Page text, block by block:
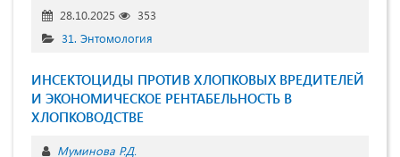
28.10.2025
353
31. Энтомология
ИНСЕКТОЦИДЫ ПРОТИВ ХЛОПКОВЫХ ВРЕДИТЕЛЕЙ
И ЭКОНОМИЧЕСКОЕ РЕНТАБЕЛЬНОСТЬ В
ХЛОПКОВОДСТВЕ
Муминова Р.Д.